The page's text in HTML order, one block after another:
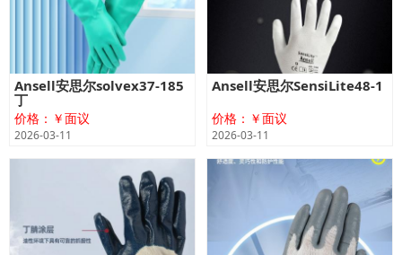
Ansell安思尔solvex37-185
丁
价格：￥面议
2026-03-11
Ansell安思尔SensiLite48-1
价格：￥面议
2026-03-11